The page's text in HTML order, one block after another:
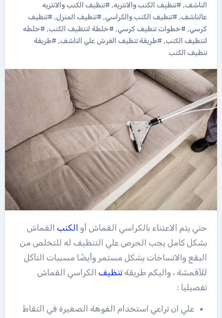
الناشف, #تنظيف الكنب والانتريه, #تنظيف الكنب والانتريه
عالناشف, #تنظيف الكنب والكراسي, #تنظيف المنزل, #تنظيف
كرسي, #خطوات تنظيف كرسي, #خلطة لتنظيف الكنب, #خلطه
لتنظيف الكنب, #طريقة تنظيف الفرش علي الناشف, #طريقة
تنظيف الكنب
حتي يتم الاعتناء بالكراسي القماش أو الكنبالقماش
بشكل كامل يجب الحرص علي التنظيف له للتخلص من
البقع والاتساخات بشكل مستمر وأيضًا مسببات التآكل
للأقمشة ، واليكم طريقة تنظيفالكراسي القماش
تفصيليا :
علي ان تراعي استخدام الفوهة الصغيرة في التقاط